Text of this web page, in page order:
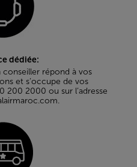
dédiée:
conseiller répond à vos
et s’occupe de vos
200 2000 ou sur l’adresse